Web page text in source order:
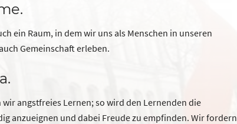
ein Raum, in dem wir uns als Menschen in unseren
Gemeinschaft erleben.
angstfreies Lernen; so wird den Lernenden die
anzueignen und dabei Freude zu empfinden. Wir fordern